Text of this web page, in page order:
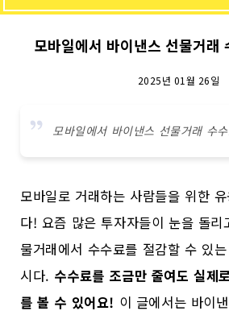
모바일에서 바이낸스 선물거래
2025년 01월 26일
모바일에서 바이낸스 선물거래 수
모바일로 거래하는 사람들을 위한
다! 요즘 많은 투자자들이 눈을 돌리
물거래에서 수수료를 절감할 수 있
시다. 수수료를 조금만 줄여도 실제
를 볼 수 있어요! 이 글에서는 바이